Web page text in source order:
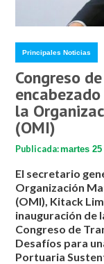
Principales Noticias
Congreso
la
(OMI)
Publicada:martes
El secretario
Organización
(OMI), Kitack
inauguración de
Congreso de
Desafíos para
Portuaria